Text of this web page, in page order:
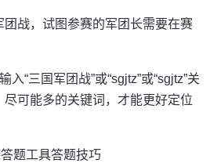
团战，试图参赛的军团长需要在赛
入“三国军团战”或“sgjtz”或“sgjtz”关
可能多的关键词，才能更好定位
题工具答题技巧